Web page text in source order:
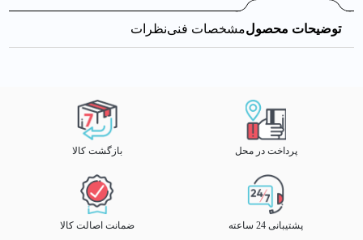
توضیحات محصولمشخصات فنینظرات
پرداخت در محل بازگشت کالا
پشتیبانی 24 ساعته ضمانت اصالت کالا